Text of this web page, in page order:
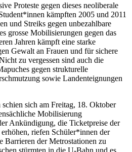
Proteste gegen dieses neoliberale
kämpften 2005 und 2011
und Streiks gegen unbezahlbare
grosse Mobilisierungen gegen das
Jahren kämpft eine starke
Gewalt an Frauen und für sichere
zu vergessen sind auch die
gegen strukturelle
sowie Landenteignungen
sich am Freitag, 18. Oktober
Mobilisierung
Ankündigung, die Ticketpreise der
riefen Schüler*innen der
Barrieren der Metrostationen zu
stürmten in die U-Bahn und es